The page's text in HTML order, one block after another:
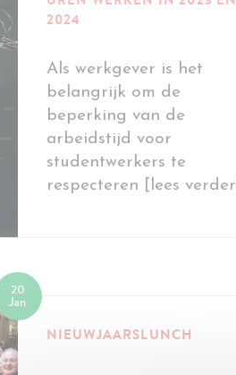
2024
Als werkgever is het
belangrijk om de
beperking van de
arbeidstijd voor
studentwerkers te
respecteren [lees verder]
20
Jan
NIEUWJAARSLUNCH